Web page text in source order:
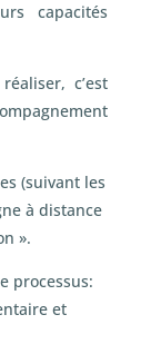
capacités
c’est
(suivant les
à distance
».
processus:
et